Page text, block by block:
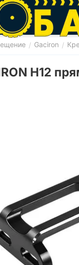
/ Gaciron /
H12